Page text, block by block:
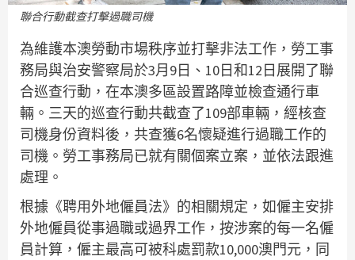
聯合行動截查打擊過職司機
為維護本澳勞動市場秩序並打擊非法工作，勞工事
務局與治安警察局於3月9日、10日和12日展開了聯
合巡查行動，在本澳多區設置路障並檢查通行車
輛。三天的巡查行動共截查了109部車輛，經核查
司機身份資料後，共查獲6名懷疑進行過職工作的
司機。勞工事務局已就有關個案立案，並依法跟進
處理。
根據《聘用外地僱員法》的相關規定，如僱主安排
外地僱員從事過職或過界工作，按涉案的每一名僱
員計算，僱主最高可被科處罰款10,000澳門元，同